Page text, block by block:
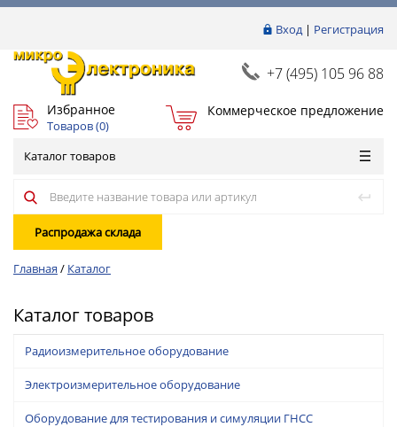
Вход| Регистрация
+7 (495) 105 96 88
Избранное
Товаров (0)
Коммерческое предложение
Каталог товаров
Распродажа склада
Главная / Каталог
Каталог товаров
Радиоизмерительное оборудование
Электроизмерительное оборудование
Оборудование для тестирования и симуляции ГНСС